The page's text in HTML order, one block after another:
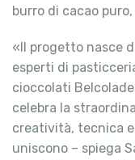
burro di cacao
«Il progetto nasce
esperti di
cioccolati
celebra la
creatività, tecnica
uniscono – spiega